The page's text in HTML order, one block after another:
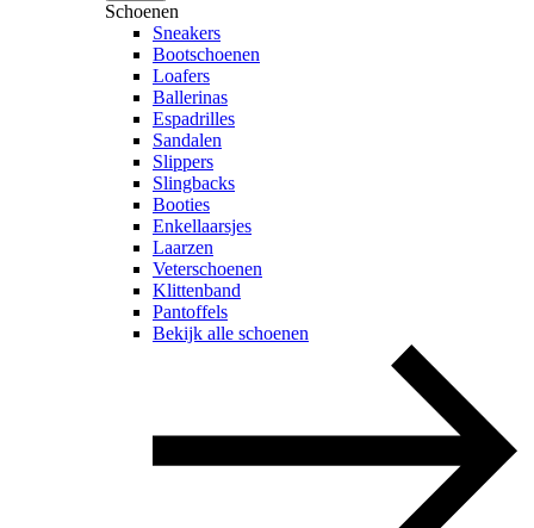
Schoenen
Sneakers
Bootschoenen
Loafers
Ballerinas
Espadrilles
Sandalen
Slippers
Slingbacks
Booties
Enkellaarsjes
Laarzen
Veterschoenen
Klittenband
Pantoffels
Bekijk alle schoenen